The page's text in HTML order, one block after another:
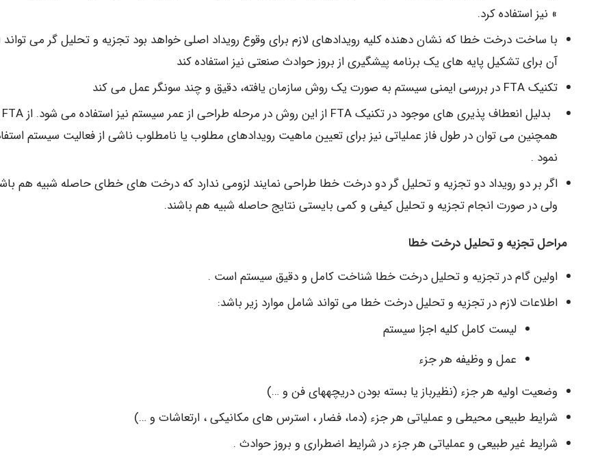
» نیز استفاده کرد.
با ساخت درخت خطا که نشان دهنده کلیه رویدادهای لازم برای وقوع رویداد اصلی خواهد بود تجزیه و تحلیل گر می تواند
آن برای تشکیل پایه های یک برنامه پیشگیری از بروز حوادث صنعتی نیز استفاده کند
تکنیک FTA در بررسی ایمنی سیستم به صورت یک روش سازمان یافته، دقیق و چند سونگر عمل می کند
بدلیل انعطاف پذیری های موجود در تکنیک FTA از این روش در مرحله طراحی از عمر سیستم نیز استفاده می شود. از FTA
همچنین می توان در طول فاز عملیاتی نیز برای تعیین ماهیت رویدادهای مطلوب یا نامطلوب ناشی از فعالیت سیستم
نمود .
اگر بر دو رویداد دو تجزیه و تحلیل گر دو درخت خطا طراحی نمایند لزومی ندارد که درخت های خطای حاصله شبیه هم
ولی در صورت انجام تجزیه و تحلیل کیفی و کمی بایستی نتایج حاصله شبیه هم باشند.
مراحل تجزیه و تحلیل درخت خطا
اولین گام در تجزیه و تحلیل درخت خطا شناخت کامل و دقیق سیستم است .
اطلاعات لازم در تجزیه و تحلیل درخت خطا می تواند شامل موارد زیر باشد:
لیست کامل کلیه اجزا سیستم
عمل و وظیفه هر جزء
وضعیت اولیه هر جزء (نظیرباز یا بسته بودن دریچههای فن و …)
شرایط طبیعی محیطی و عملیاتی هر جزء (دما، فضار ، استرس های مکانیکی ، ارتعاشات و …)
شرایط غیر طبیعی و عملیاتی هر جزء در شرایط اضطراری و بروز حوادث .